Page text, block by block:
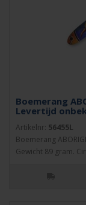
Boemerang
Levertijd
Artikelnr: 56455L
Boemerang
Gewicht 89 gram.